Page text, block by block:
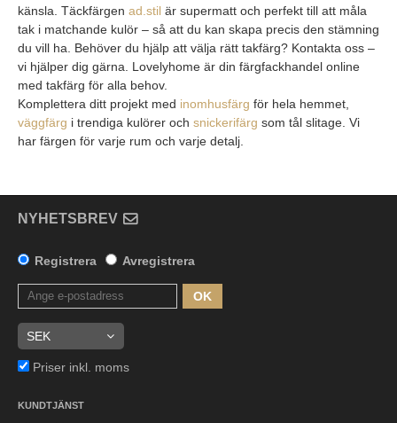
känsla. Täckfärgen ad.stil är supermatt och perfekt till att måla
tak i matchande kulör – så att du kan skapa precis den stämning
du vill ha. Behöver du hjälp att välja rätt takfärg? Kontakta oss –
vi hjälper dig gärna. Lovelyhome är din färgfackhandel online
med takfärg för alla behov.
Komplettera ditt projekt med inomhusfärg för hela hemmet,
väggfärg i trendiga kulörer och snickerifärg som tål slitage. Vi
har färgen för varje rum och varje detalj.
NYHETSBREV
Registrera Avregistrera
OK
Priser inkl. moms
KUNDTJÄNST